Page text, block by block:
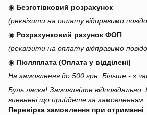
◉ Безготівковий розрахунок
(реквізити на оплату відправимо
◉ Розрахунковий рахунок ФОП
(реквізити на оплату відправимо
◉ Післяплата (Оплата у відділені)
На замовлення до 500 грн. Більше - з
Буль ласка! Замовляйте
впевнені що прийдете за замовленням.
Перевірка замовлення при отриманні